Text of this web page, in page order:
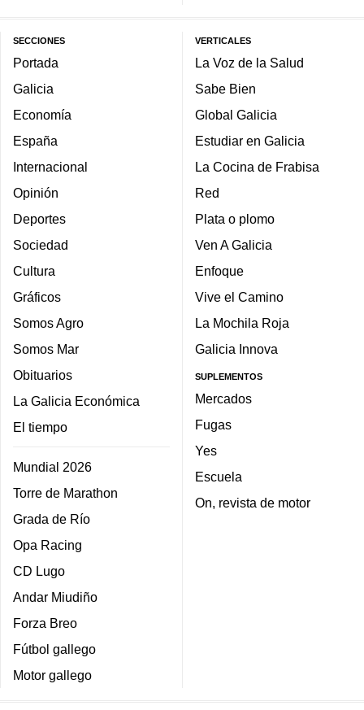
SECCIONES
Portada
Galicia
Economía
España
Internacional
Opinión
Deportes
Sociedad
Cultura
Gráficos
Somos Agro
Somos Mar
Obituarios
La Galicia Económica
El tiempo
Mundial 2026
Torre de Marathon
Grada de Río
Opa Racing
CD Lugo
Andar Miudiño
Forza Breo
Fútbol gallego
Motor gallego
VERTICALES
La Voz de la Salud
Sabe Bien
Global Galicia
Estudiar en Galicia
La Cocina de Frabisa
Red
Plata o plomo
Ven A Galicia
Enfoque
Vive el Camino
La Mochila Roja
Galicia Innova
SUPLEMENTOS
Mercados
Fugas
Yes
Escuela
On, revista de motor